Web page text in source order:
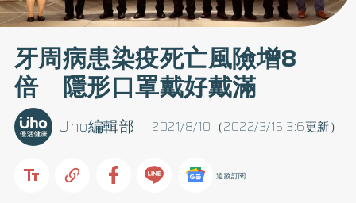
牙周病患染疫死亡風險增8
倍 隱形口罩戴好戴滿
2021/8/10（2022/3/15 3:6更新）
Uho編輯部
追蹤訂閱